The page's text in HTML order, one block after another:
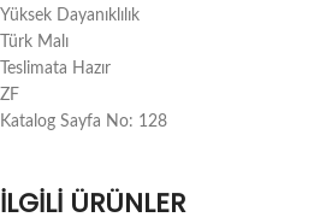
Yüksek Dayanıklılık
Türk Malı
Teslimata Hazır
ZF
Katalog Sayfa No: 128
İLGILI ÜRÜNLER